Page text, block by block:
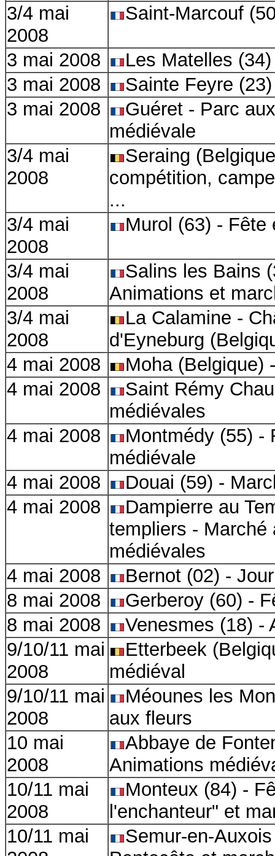
3/4 mai
2008
Saint-Marcouf
3 mai 2008
Les Matelles
3 mai 2008
Sainte Feyre
3 mai 2008
Guéret - Parc
médiévale
3/4 mai
2008
Seraing
compétition,
...
3/4 mai
2008
Murol (63) - Fête
3/4 mai
2008
Salins les Bains
Animations et
3/4 mai
2008
La Calamine -
d'Eyneburg (
4 mai 2008
Moha (Belgique)
4 mai 2008
Saint Rémy
médiévales
4 mai 2008
Montmédy (55) -
médiévale
4 mai 2008
Douai (59) -
4 mai 2008
Dampierre au
templiers - Marché
médiévales
4 mai 2008
Bernot (02) -
8 mai 2008
Gerberoy (60) -
8 mai 2008
Venesmes (18) -
9/10/11 mai
2008
Etterbeek
médiéval
9/10/11 mai
2008
Méounes les
aux fleurs
10 mai
2008
Abbaye de
Animations
10/11 mai
2008
Monteux (84) -
l'enchanteur" et
10/11 mai
Semur-en-